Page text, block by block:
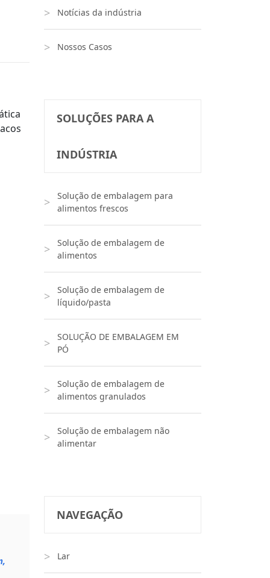
Notícias da indústria
Nossos Casos
SOLUÇÕES PARA A
INDÚSTRIA
Solução de embalagem para
alimentos frescos
Solução de embalagem de
alimentos
Solução de embalagem de
líquido/pasta
SOLUÇÃO DE EMBALAGEM EM
PÓ
Solução de embalagem de
alimentos granulados
Solução de embalagem não
alimentar
NAVEGAÇÃO
Lar